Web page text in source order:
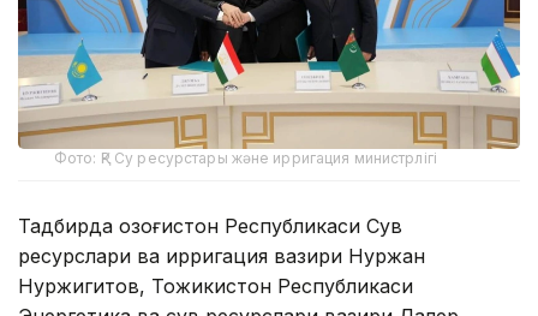
Фото: ҚР Су ресурстары және ирригация министрлігі
Тадбирда Қозоғистон Республикаси Сув
ресурслари ва ирригация вазири Нуржан
Нуржигитов, Тожикистон Республикаси